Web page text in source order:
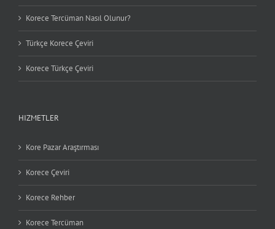
Korece Tercüman Nasıl Olunur?
Türkçe Korece Çeviri
Korece Türkçe Çeviri
HIZMETLER
Kore Pazar Araştırması
Korece Çeviri
Korece Rehber
Korece Tercüman